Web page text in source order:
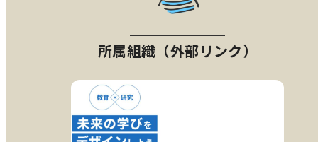
所属組織（外部リンク）